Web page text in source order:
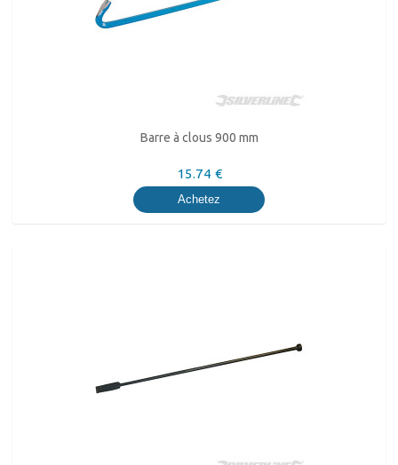
Barre à clous 900 mm
15.74 €
Achetez